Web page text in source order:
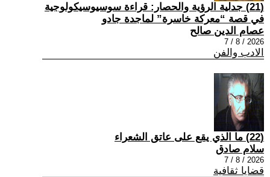
(21) جدلية الرؤية والحصار: قراءة سوسيوسيكولوجية
في قصة “معركة خاسرة” لماجدة جادو
عصام الدين صالح
2026 / 8 / 7
الادب والفن
(22) ما الذي يقع على عاتق الشعراء
سلام صادق
2026 / 8 / 7
قضايا ثقافية